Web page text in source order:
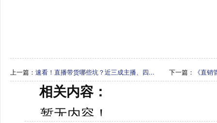
上一篇： 速看！直播带货哪些坑？近三成主播、四... 下一篇： 《直
相关内容：
暂无内容！